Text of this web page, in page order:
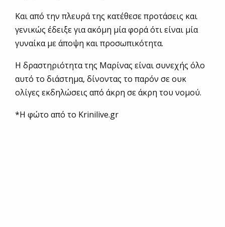
Και από την πλευρά της κατέθεσε προτάσεις και
γενικώς έδειξε για ακόμη μία φορά ότι είναι μία
γυναίκα με άποψη και προσωπικότητα.
Η δραστηριότητα της Μαρίνας είναι συνεχής όλο
αυτό το διάστημα, δίνοντας το παρόν σε ουκ
ολίγες εκδηλώσεις από άκρη σε άκρη του νομού.
*Η φώτο από το Krinilive.gr